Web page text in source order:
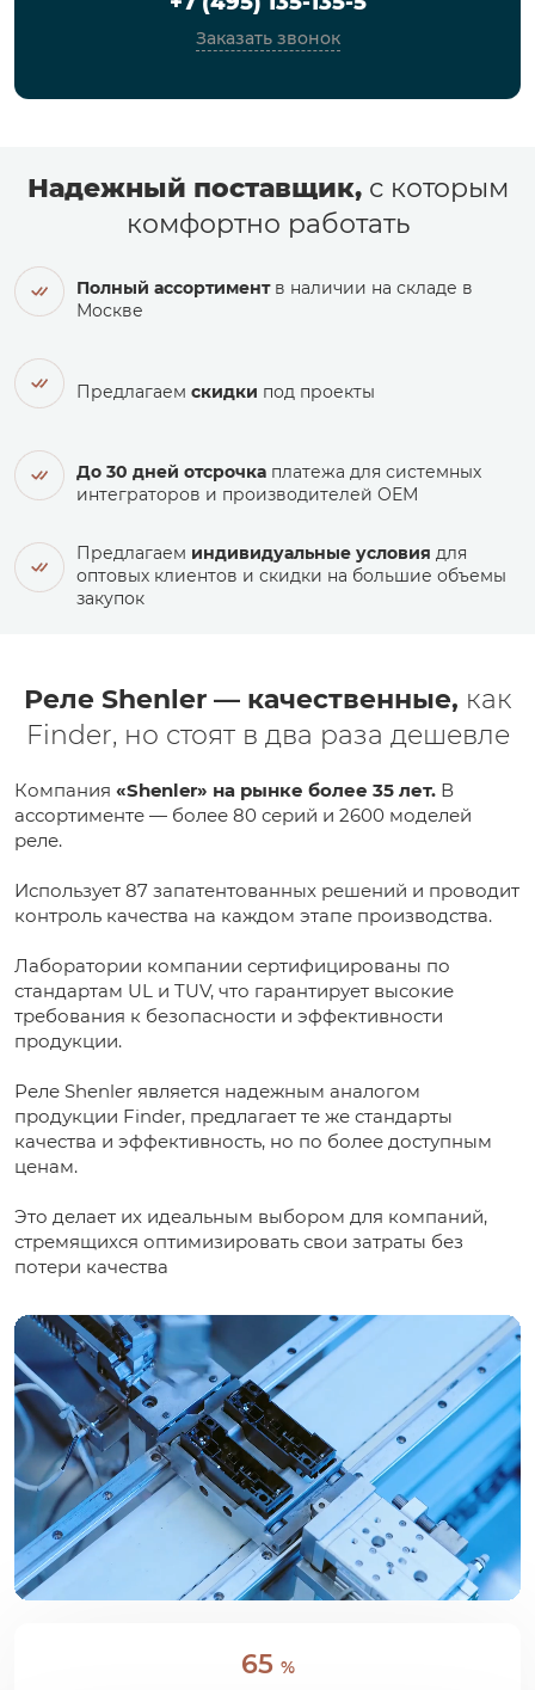
Заказать звонок
Надежный поставщик,с которым
комфортно работать
Полный ассортиментв наличии на складе в
Москве
Предлагаем скидки под проекты
До 30 дней отсрочка платежа для системных
интеграторов и производителей ОЕМ
Предлагаем индивидуальные условия для
оптовых клиентов и скидки на большие объемы
закупок
Реле Shenler — качественные, как
Finder, но стоят в два раза дешевле
Компания «Shenler» на рынке более 35 лет. В
ассортименте — более 80 серий и 2600 моделей
реле.
Использует 87 запатентованных решений и проводит
контроль качества на каждом этапе производства.
Лаборатории компании сертифицированы по
стандартам UL и TUV, что гарантирует высокие
требования к безопасности и эффективности
продукции.
Реле Shenler является надежным аналогом
продукции Finder, предлагает те же стандарты
качества и эффективность, но по более доступным
ценам.
Это делает их идеальным выбором для компаний,
стремящихся оптимизировать свои затраты без
потери качества
65 %